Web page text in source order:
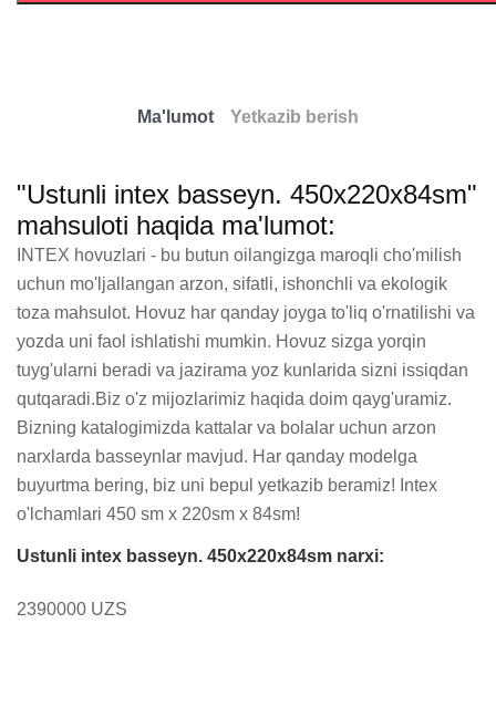
Ma'lumot Yetkazib berish
"Ustunli intex basseyn. 450x220x84sm"
mahsuloti haqida ma'lumot:
INTEX hovuzlari - bu butun oilangizga maroqli cho'milish
uchun mo'ljallangan arzon, sifatli, ishonchli va ekologik
toza mahsulot. Hovuz har qanday joyga to'liq o'rnatilishi va
yozda uni faol ishlatishi mumkin. Hovuz sizga yorqin
tuyg'ularni beradi va jazirama yoz kunlarida sizni issiqdan
qutqaradi.Biz o'z mijozlarimiz haqida doim qayg'uramiz.
Bizning katalogimizda kattalar va bolalar uchun arzon
narxlarda basseynlar mavjud. Har qanday modelga
buyurtma bering, biz uni bepul yetkazib beramiz! Intex
o'lchamlari 450 sm x 220sm x 84sm!
Ustunli intex basseyn. 450x220x84sm narxi:
2390000 UZS